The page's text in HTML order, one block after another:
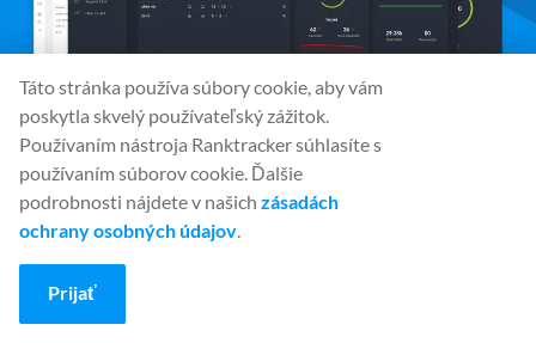
Sociálne médiá
Nástroje
Táto stránka používa súbory cookie, aby vám
poskytla skvelý používateľský zážitok.
Používaním nástroja Ranktracker súhlasíte s
používaním súborov cookie. Ďalšie
podrobnosti nájdete v našich zásadách
ochrany osobných údajov.
Prijať